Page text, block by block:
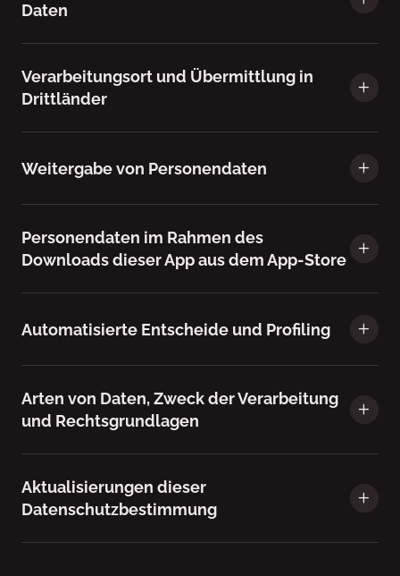
Daten
Verarbeitungsort und Übermittlung in
Drittländer
Weitergabe von Personendaten
Personendaten im Rahmen des
Downloads dieser App aus dem App-Store
Automatisierte Entscheide und Profiling
Arten von Daten, Zweck der Verarbeitung
und Rechtsgrundlagen
Aktualisierungen dieser
Datenschutzbestimmung